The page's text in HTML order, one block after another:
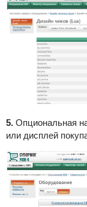
5.Опциональная
или дисплей